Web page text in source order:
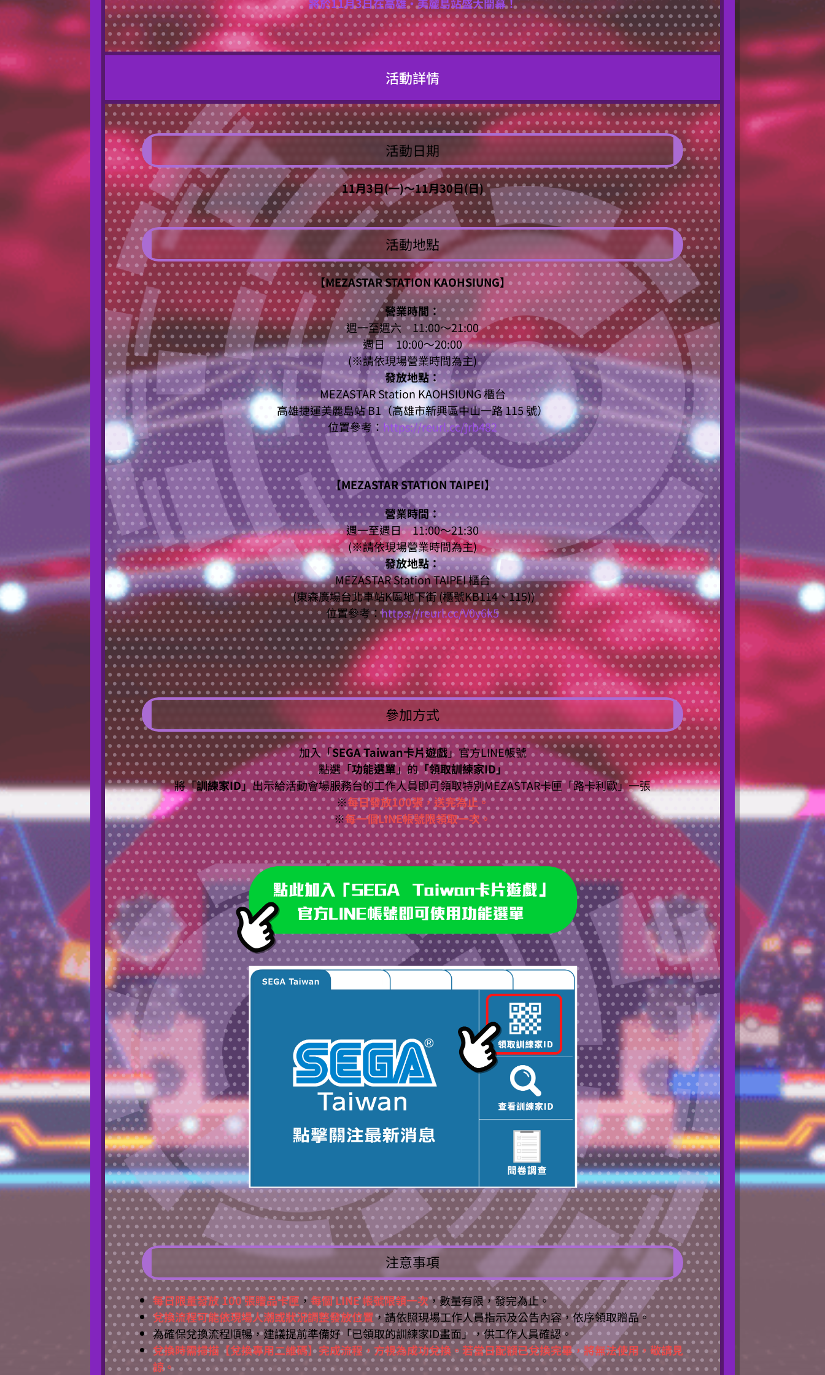
活動詳情
活動日期
11月3日(一)～11月30日(日)
活動地點
【MEZASTAR STATION KAOHSIUNG】
營業時間：
週一至週六 11:00～21:00
週日 10:00～20:00
(※請依現場營業時間為主)
發放地點：
MEZASTAR Station KAOHSIUNG 櫃台
高雄捷運美麗島站 B1（高雄市新興區中山一路 115 號）
位置參考： https://reurl.cc/jrb482
【MEZASTAR STATION TAIPEI】
營業時間：
週一至週日 11:00～21:30
(※請依現場營業時間為主)
發放地點：
MEZASTAR Station TAIPEI 櫃台
(東森廣場台北車站K區地下街 (櫃號KB114、115))
位置參考：https://reurl.cc/V0y6k5
參加方式
加入「SEGA Taiwan卡片遊戲」官方LINE帳號
點選「功能選單」的「領取訓練家ID」
將「訓練家ID」出示給活動會場服務台的工作人員即可領取特別MEZASTAR卡匣「路卡利歐」一張
※每日發放100張，送完為止。
※每一個LINE帳號限領取一次。
注意事項
每日限量發放 100 張贈品卡匣 ，每個 LINE 帳號限領一次，數量有限，發完為止。
兌換流程可能依現場人潮或狀況調整發放位置，請依照現場工作人員指示及公告內容，依序領取贈品。
為確保兌換流程順暢，建議提前準備好「已領取的訓練家ID畫面」，供工作人員確認。
兌換時需掃描【兌換專用二維碼】完成流程，方視為成功兌換。若當日配額已兌換完畢，將無法使用，敬請見
諒。